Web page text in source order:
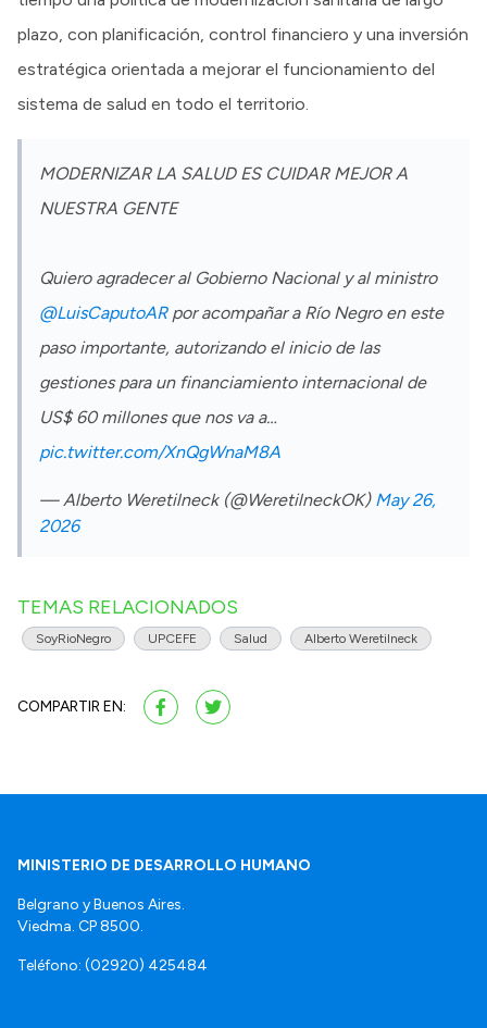
plazo, con planificación, control financiero y una inversión
estratégica orientada a mejorar el funcionamiento del
sistema de salud en todo el territorio.
MODERNIZAR LA SALUD ES CUIDAR MEJOR A
NUESTRA GENTE
Quiero agradecer al Gobierno Nacional y al ministro
@LuisCaputoARpor acompañar a Río Negro en este
paso importante, autorizando el inicio de las
gestiones para un financiamiento internacional de
US$ 60 millones que nos va a…
pic.twitter.com/XnQgWnaM8A
— Alberto Weretilneck (@WeretilneckOK) May 26,
2026
TEMAS RELACIONADOS
SoyRioNegro UPCEFE Salud Alberto Weretilneck
COMPARTIR EN:
MINISTERIO DE DESARROLLO HUMANO
Belgrano y Buenos Aires.
Viedma. CP 8500.
Teléfono: (02920) 425484